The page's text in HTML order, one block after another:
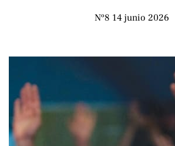
Nº8 14 junio 2026